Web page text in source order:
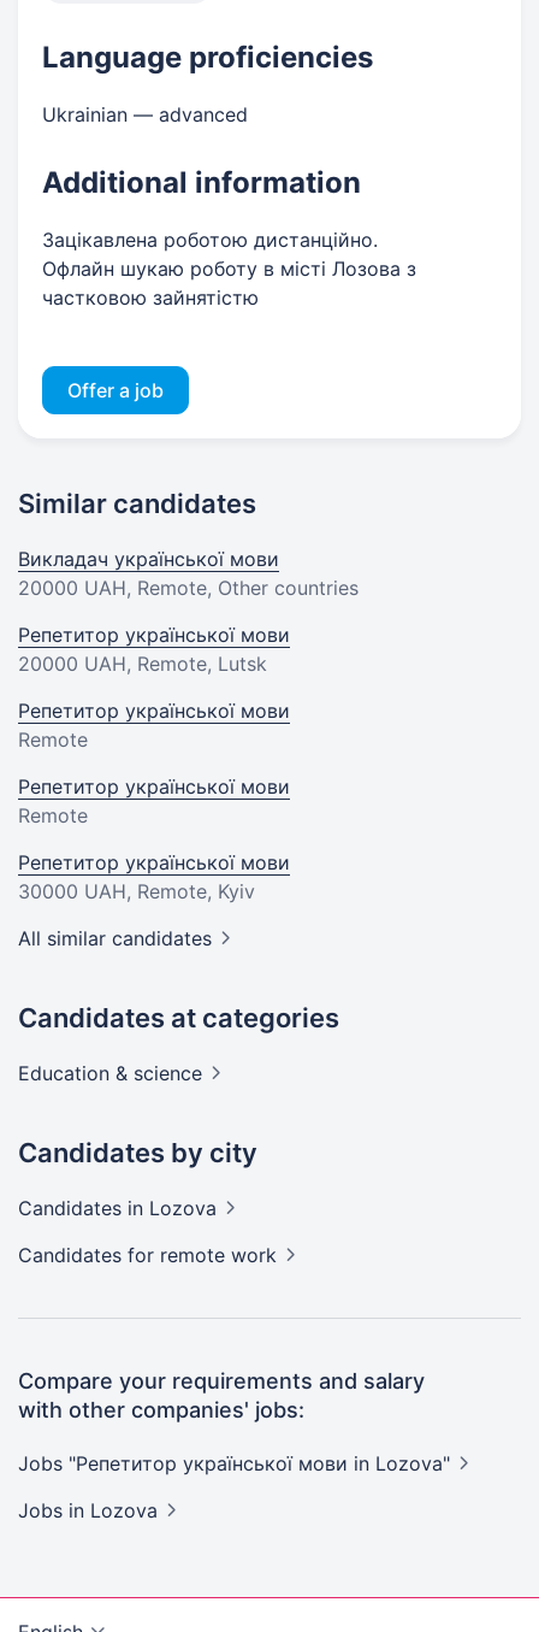
Language proficiencies
Ukrainian — advanced
Additional information
Зацікавлена роботою дистанційно.
Офлайн шукаю роботу в місті Лозова з
частковою зайнятістю
Offer a job
Similar candidates
Викладач української мови
20000 UAH, Remote, Other countries
Репетитор української мови
20000 UAH, Remote, Lutsk
Репетитор української мови
Remote
Репетитор української мови
Remote
Репетитор української мови
30000 UAH, Remote, Kyiv
All similar candidates
Candidates at categories
Education & science
Candidates by city
Candidates in Lozova
Candidates for remote work
Compare your requirements and salary
with other companies' jobs:
Jobs "Репетитор української мови in Lozova"
Jobs in Lozova